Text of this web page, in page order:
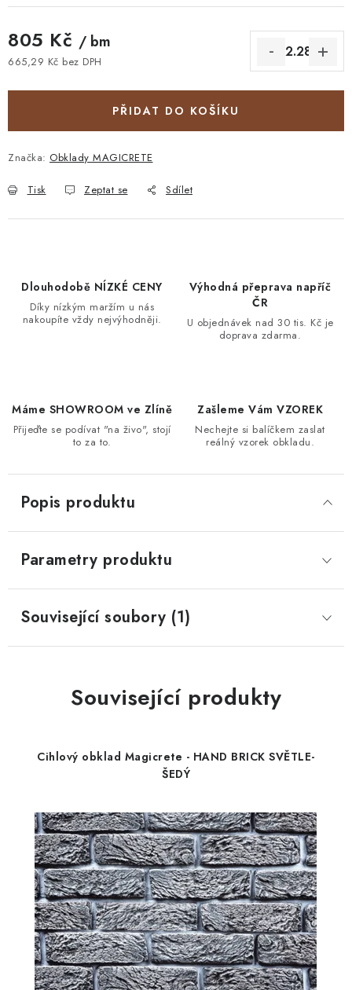
805 Kč / bm
665,29 Kč bez DPH
PŘIDAT DO KOŠÍKU
Značka: Obklady MAGICRETE
Tisk Zeptat se Sdílet
Dlouhodobě NÍZKÉ CENY
Díky nízkým maržím u nás
nakoupíte vždy nejvýhodněji.
Výhodná přeprava napříč
ČR
U objednávek nad 30 tis. Kč je
doprava zdarma.
Máme SHOWROOM ve Zlíně
Přijeďte se podívat "na živo", stojí
to za to.
Zašleme Vám VZOREK
Nechejte si balíčkem zaslat
reálný vzorek obkladu.
Popis produktu
Parametry produktu
Související soubory (1)
Související produkty
Cihlový obklad Magicrete - HAND BRICK SVĚTLE-
ŠEDÝ